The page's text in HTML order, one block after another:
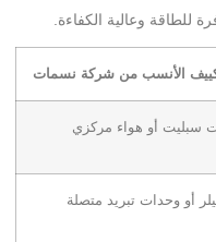
للطاقة وعالية الكفاءة.
الأنسب من شركة نسمات
سبليت أو هواء مركزي
أو وحدات تبريد متصلة